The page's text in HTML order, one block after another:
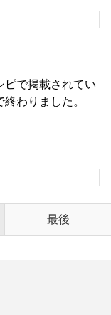
ピで掲載されてい
わりました。
最後